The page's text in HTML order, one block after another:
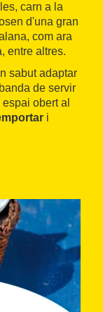
carn a la
d'una gran
com ara
entre altres.
sabut adaptar
de servir
obert al
i